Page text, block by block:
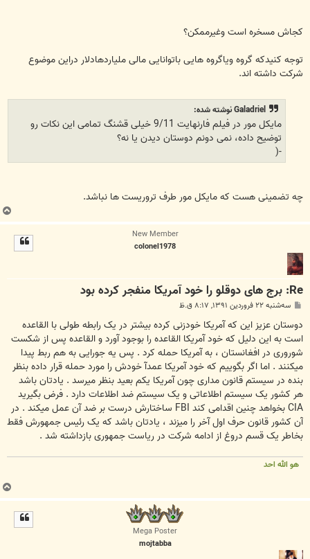
کجاش مسخره است وغیرممکن؟
توجه کنیدکه گروه ویاگروه هایی باتوانایی مالی ملیاردهادلار دراین موضوع
شرکت داشته اند.
Galadriel نوشته شده:
مایکل مور در فیلم فارنهایت 9/11 خیلی قشنگ تمامی این نکات رو
توضیح داده، نمی دونم دوستان دیدن یا نه؟
-(
چه تضمینی هست که مایکل مور طرف تروریست ها نباشد.
ب
ا
New Member
colonel1978
Re: برج های دوقلو را خود آمریکا منفجر کرده بود
پ
ت
سه‌شنبه ۲۲ فروردین ۱۳۹۱, ۸:۱۷ ق.ظ
دوستان عزيز این که آمريکا خودزنی کرده بيشتر در يک رابطه طولی با القاعده
است به این دليل که خود آمريکا القاعده را بوجود آورد و القاعده پس از شکست
شوروری در افغانستان ، به آمريکا حمله کرد . پس یه جورایی به هم ربط پيدا
میکنند . اما اگر بگوييم که خود آمريکا عمدآ خودش را مورد حمله قرار داده بنظر
بنده در سیستم قانون مداری چون آمريکا یکم بعيد بنظر میرسد . يادتان باشد
هر کشور يک سیستم اطلاعاتی و يک سیستم ضد اطلاعات دارد . فرض بگيريد
CIA بخواهد چنين اقدامی کند FBI ساختارش درست بر ضد آن عمل میکند . در
آن کشور قانون حرف اول آخر را میزند ، يادتان باشد که يک رئيس جمهورش فقط
بخاطر يک قسم دروغ از ادامه شرکت در رياست جمهوری بازداشته شد .
هو الله احد
ب
ا
Mega Poster
mojtabba